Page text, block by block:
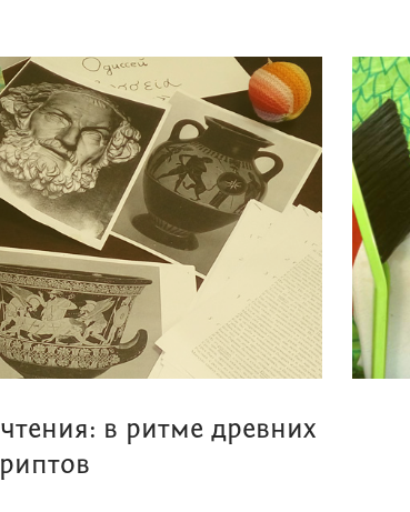
в ритме древних